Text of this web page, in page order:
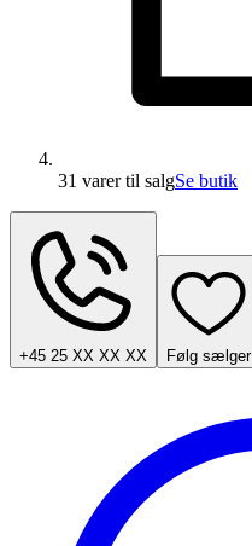
31 varertil salgSe butik
+45 25 XX XX XX Følg sælger